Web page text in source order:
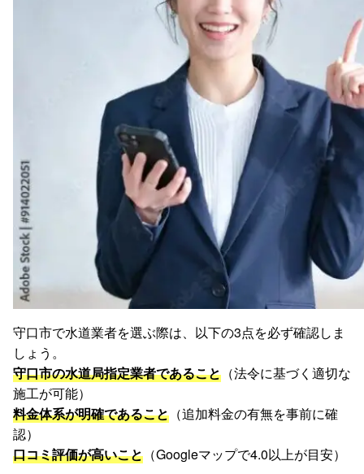
守口市で水道業者を選ぶ際は、以下の3点を必ず確認しま
しょう。
守口市の水道局指定業者であること （法令に基づく適切な
施工が可能）
料金体系が明確であること （追加料金の有無を事前に確
認）
口コミ評価が高いこと （Googleマップで4.0以上が目安）